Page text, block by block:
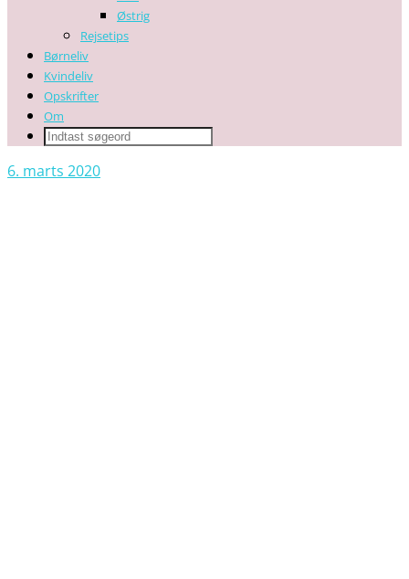
Østrig
Rejsetips
Børneliv
Kvindeliv
Opskrifter
Om
6. marts 2020